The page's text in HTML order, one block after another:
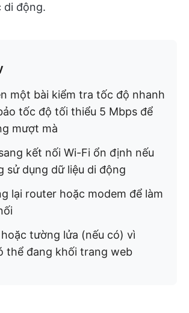
di động.
một bài kiểm tra tốc độ nhanh
tốc độ tối thiểu 5 Mbps để
mượt mà
kết nối Wi-Fi ổn định nếu
sử dụng dữ liệu di động
lại router hoặc modem để làm
tường lửa (nếu có) vì
thể đang khối trang web